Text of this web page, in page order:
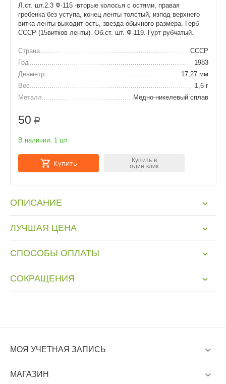
Л.ст. шт.2.3 Ф-115 -вторые колосья с остями, правая
гребенка без уступа, конец ленты толстый, изпод верхнего
витка ленты выходит ость, звезда обычного размера. Герб
СССР (15витков ленты). Об.ст. шт. Ф-119. Гурт рубчатый.
Страна
СССР
Год
1983
Диаметр
17,27 мм
Вес
1,6 г
Металл
Медно-никелевый сплав
50 Р
В наличии: 1 шт.
Купить
Купить в
один клик
ОПИСАНИЕ
ЛУЧШАЯ ЦЕНА
СПОСОБЫ ОПЛАТЫ
СОКРАЩЕНИЯ
МОЯ УЧЕТНАЯ ЗАПИСЬ
МАГАЗИН